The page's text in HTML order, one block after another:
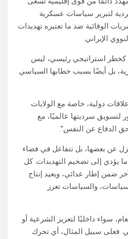
لتبرير سياسات عسكرية
الوقائية ضد ما تعتبره تهديدات
الإيراني.
كخطر استراتيجي رئيسي، ليس
بل أيضًا بسبب خطابها السياسي
دولية، خاصة مع الولايات
لتسويق سرديتها عالميًا، مع
الدفاع عن النفس”.
عن بعضها، بل تتفاعل في فضاء
يؤدي إلى تضخيم التهديدات. كل
ضمن إطار عدائي، ويعيد إنتاج
والسياسات تعزز
سواء داخليًا لتعزيز الشرعية أو
فعلى سبيل المثال، أي تحرك